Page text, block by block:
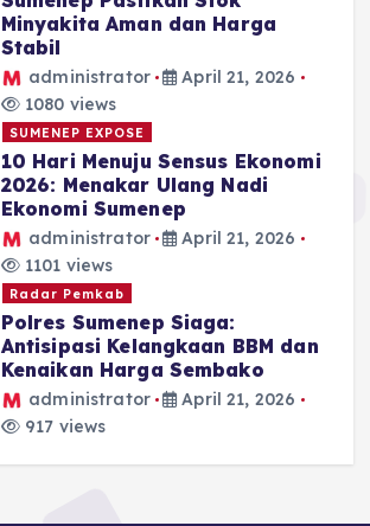
Minyakita Aman dan Harga
Stabil
administrator
April 21, 2026
1080 views
SUMENEP EXPOSE
10 Hari Menuju Sensus Ekonomi
2026: Menakar Ulang Nadi
Ekonomi Sumenep
administrator
April 21, 2026
1101 views
Radar Pemkab
Polres Sumenep Siaga:
Antisipasi Kelangkaan BBM dan
Kenaikan Harga Sembako
administrator
April 21, 2026
917 views